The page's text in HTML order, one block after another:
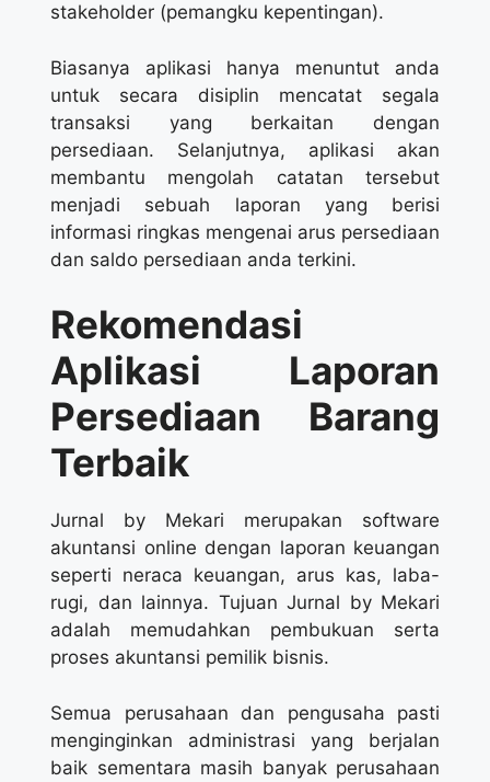
stakeholder (pemangku kepentingan).
Biasanya aplikasi hanya menuntut anda
untuk secara disiplin mencatat segala
transaksi yang berkaitan dengan
persediaan. Selanjutnya, aplikasi akan
membantu mengolah catatan tersebut
menjadi sebuah laporan yang berisi
informasi ringkas mengenai arus persediaan
dan saldo persediaan anda terkini.
Rekomendasi
Aplikasi Laporan
Persediaan Barang
Terbaik
Jurnal by Mekari merupakan software
akuntansi online dengan laporan keuangan
seperti neraca keuangan, arus kas, laba-
rugi, dan lainnya. Tujuan Jurnal by Mekari
adalah memudahkan pembukuan serta
proses akuntansi pemilik bisnis.
Semua perusahaan dan pengusaha pasti
menginginkan administrasi yang berjalan
baik sementara masih banyak perusahaan